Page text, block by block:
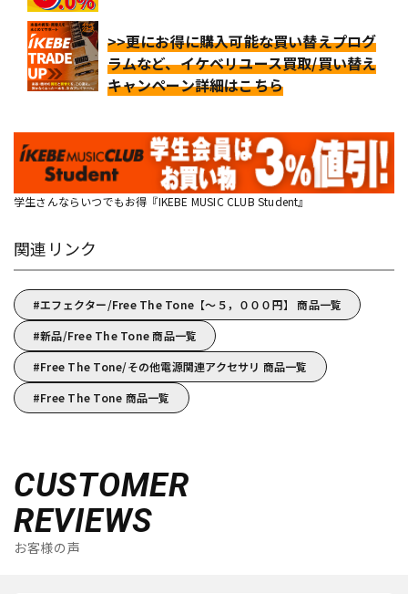
>>更にお得に購入可能な買い替えプログ
ラムなど、イケベリユース買取/買い替え
キャンペーン詳細はこちら
学生さんならいつでもお得『IKEBE MUSIC CLUB Student』
関連リンク
エフェクター/Free The Tone【～５，０００円】 商品一覧
新品/Free The Tone 商品一覧
Free The Tone/その他電源関連アクセサリ 商品一覧
Free The Tone 商品一覧
CUSTOMER
REVIEWS
お客様の声